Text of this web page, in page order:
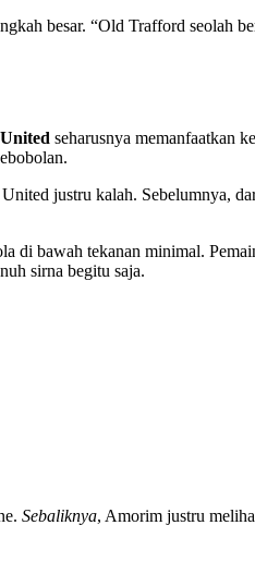
besar. “Old Trafford seolah
seharusnya memanfaatkan
justru kalah. Sebelumnya,
bawah tekanan minimal.
sirna begitu saja.
Sebaliknya, Amorim justru